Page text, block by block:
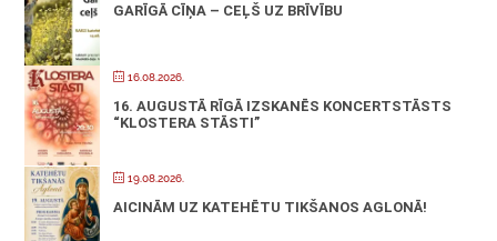
GARĪGĀ CĪŅA – CEĻŠ UZ BRĪVĪBU
16.08.2026.
16. AUGUSTĀ RĪGĀ IZSKANĒS KONCERTSTĀSTS
“KLOSTERA STĀSTI”
19.08.2026.
AICINĀM UZ KATEHĒTU TIKŠANOS AGLONĀ!